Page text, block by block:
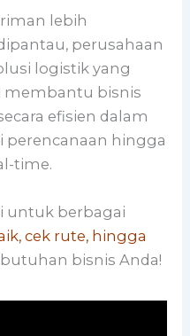
lebih
perusahaan
logistik yang
membantu bisnis
efisien dalam
hingga
time.
untuk berbagai
cek rute, hingga
bisnis Anda!